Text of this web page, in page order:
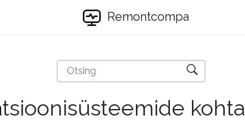
Remontcompa
kohta